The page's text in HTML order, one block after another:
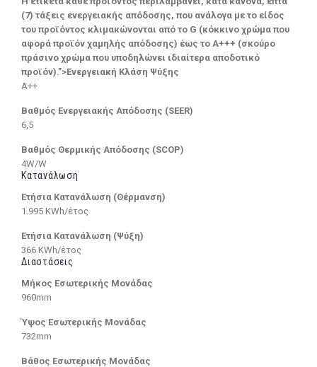
(7) τάξεις ενεργειακής απόδοσης, που ανάλογα με το είδος
του προϊόντος κλιμακώνονται από το G (κόκκινο χρώμα που
αφορά προϊόν χαμηλής απόδοσης) έως το Α+++ (σκούρο
πράσινο χρώμα που υποδηλώνει ιδιαίτερα αποδοτικό
προϊόν).”>Ενεργειακή Κλάση Ψύξης
A++
Βαθμός Ενεργειακής Απόδοσης (SEER)
6,5
Βαθμός Θερμικής Απόδοσης (SCOP)
4W/W
Κατανάλωση
Ετήσια Κατανάλωση (Θέρμανση)
1.995 KWh/έτος
Ετήσια Κατανάλωση (Ψύξη)
366 KWh/έτος
Διαστάσεις
Μήκος Εσωτερικής Μονάδας
960mm
Ύψος Εσωτερικής Μονάδας
732mm
Βάθος Εσωτερικής Μονάδας